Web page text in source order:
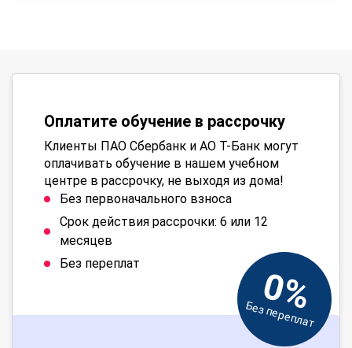
Оплатите обучение в рассрочку
Клиенты ПАО Сбербанк и АО Т-Банк могут
оплачивать обучение в нашем учебном
центре в рассрочку, не выходя из дома!
Без первоначального взноса
Срок действия рассрочки: 6 или 12
месяцев
Без переплат
0%
Без переплат